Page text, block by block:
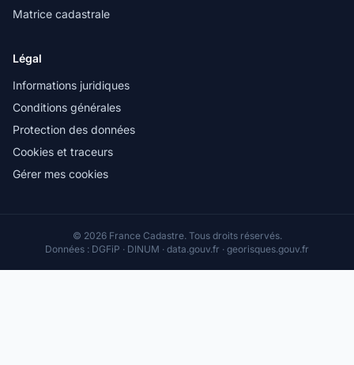
Matrice cadastrale
Légal
Informations juridiques
Conditions générales
Protection des données
Cookies et traceurs
Gérer mes cookies
© 2026 France Cadastre. Tous droits réservés.
Données : DGFiP · DINUM · data.gouv.fr · georisques.gouv.fr